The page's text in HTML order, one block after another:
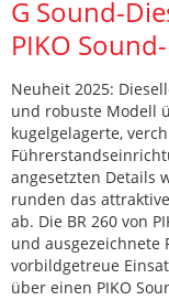
G Sound-
PIKO
Neuheit 2025:
und robuste Modell
kugelgelagerte,
angesetzten Details
runden das
ab. Die BR 260 von
und ausgezeichnete
vorbildgetreue
über einen PIKO